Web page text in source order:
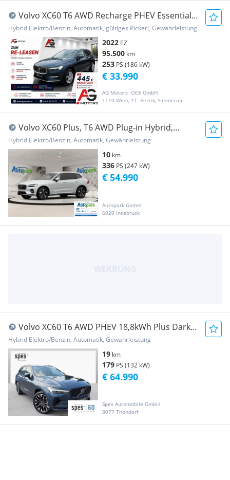
Volvo XC60 T6 AWD Recharge PHEV Essential
Geartronic
Hybrid Elektro/Benzin, Automatik, gültiges Pickerl, Gewährleistung
2022 EZ
95.500 km
253 PS (186 kW)
AG Motors  OEA GmbH
1110 Wien, 11. Bezirk, Simmering
€ 33.990
Volvo XC60 Plus, T6 AWD Plug-in Hybrid,
Elektrisch/Be...
Hybrid Elektro/Benzin, Automatik, Gewährleistung
10 km
336 PS (247 kW)
Autopark GmbH
6020 Innsbruck
€ 54.990
Volvo XC60 T6 AWD PHEV 18,8kWh Plus Dark
Aut.
Hybrid Elektro/Benzin, Automatik, Gewährleistung
19 km
179 PS (132 kW)
Spes Automobile GmbH
8077 Thondorf
€ 64.990